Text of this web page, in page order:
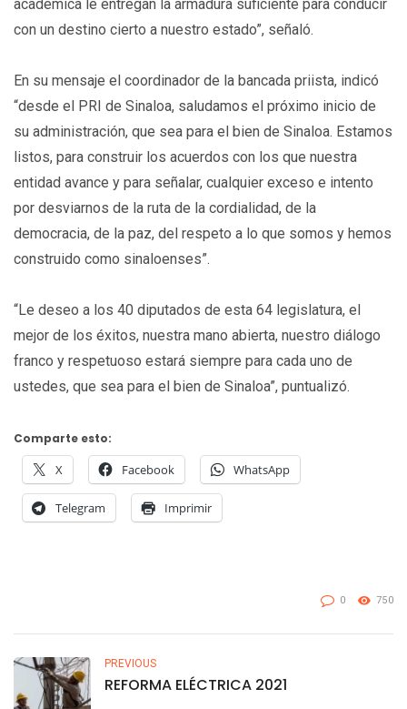
académica le entregan la armadura suficiente para conducir
con un destino cierto a nuestro estado”, señaló.
En su mensaje el coordinador de la bancada priista, indicó
“desde el PRI de Sinaloa, saludamos el próximo inicio de
su administración, que sea para el bien de Sinaloa. Estamos
listos, para construir los acuerdos con los que nuestra
entidad avance y para señalar, cualquier exceso e intento
por desviarnos de la ruta de la cordialidad, de la
democracia, de la paz, del respeto a lo que somos y hemos
construido como sinaloenses”.
“Le deseo a los 40 diputados de esta 64 legislatura, el
mejor de los éxitos, nuestra mano abierta, nuestro diálogo
franco y respetuoso estará siempre para cada uno de
ustedes, que sea para el bien de Sinaloa”, puntualizó.
Comparte esto:
X Facebook WhatsApp
Telegram Imprimir
0 750
PREVIOUS
REFORMA ELÉCTRICA 2021